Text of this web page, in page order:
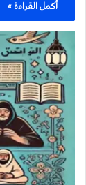
أكمل القراءة »